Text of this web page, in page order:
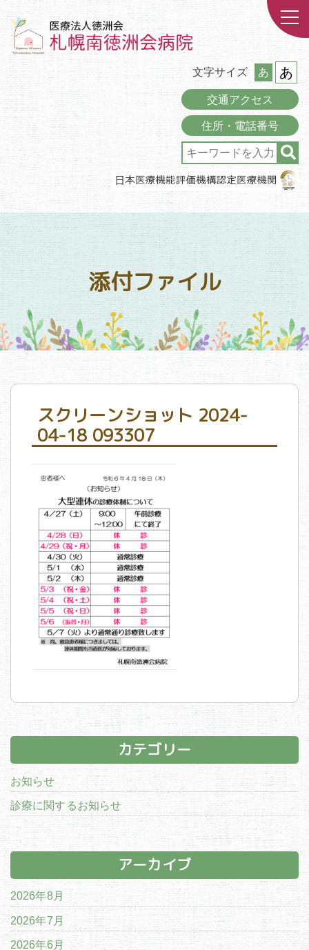
文字サイズ あ あ
交通アクセス
住所・電話番号
添付ファイル
スクリーンショット 2024-
04-18 093307
カテゴリー
お知らせ
診療に関するお知らせ
アーカイブ
2026年8月
2026年7月
2026年6月